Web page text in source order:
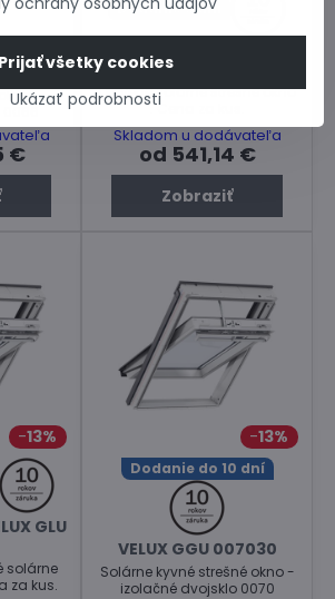
-
€
Dodanie 3 dni
106430
Drevené solárne strešné okno
. Cena za kus.
Skladom u dodávateľa
od 541,14 €
Zobraziť
13%
GLU
solárne
za kus.
13%
Dodanie do 10 dní
VELUX GGU 007030
Solárne kyvné strešné okno -
izolačné dvojsklo 0070
Ukázať podrobnosti
Prijať všetky cookies